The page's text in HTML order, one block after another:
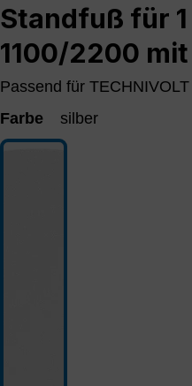
Standfuß für
1100/2200
Passend für
Farbe
silber